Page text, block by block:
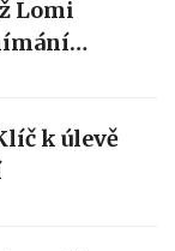
Lomi
k úlevě